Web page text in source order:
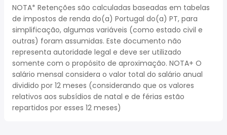
NOTA* Retenções são calculadas baseadas em tabelas
de impostos de renda do(a) Portugal do(a) PT, para
simplificação, algumas variáveis (como estado civil e
outras) foram assumidas. Este documento não
representa autoridade legal e deve ser utilizado
somente com o propósito de aproximação. NOTA+ O
salário mensal considera o valor total do salário anual
dividido por 12 meses (considerando que os valores
relativos aos subsídios de natal e de férias estão
repartidos por esses 12 meses)